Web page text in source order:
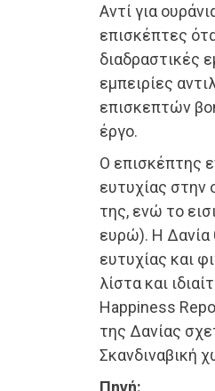
Αντί για
επισκέπτες
διαδραστικές
εμπειρίες
επισκεπτών
έργο.
Ο επισκέπτης
ευτυχίας στην
της, ενώ το
ευρώ). Η Δανία
ευτυχίας και
λίστα και
Happiness
της Δανίας
Σκανδιναβική
Πηγή: